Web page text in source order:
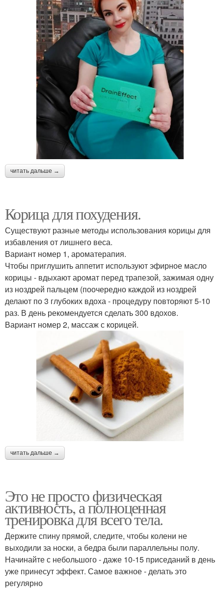
читать дальше →
Корица для похудения.
Существуют разные методы использования корицы для
избавления от лишнего веса.
Вариант номер 1, ароматерапия.
Чтобы приглушить аппетит используют эфирное масло
корицы - вдыхают аромат перед трапезой, зажимая одну
из ноздрей пальцем (поочередно каждой из ноздрей
делают по 3 глубоких вдоха - процедуру повторяют 5-10
раз. В день рекомендуется сделать 300 вдохов.
Вариант номер 2, массаж с корицей.
читать дальше →
Это не просто физическая
активность, а полноценная
тренировка для всего тела.
Держите спину прямой, следите, чтобы колени не
выходили за носки, а бедра были параллельны полу.
Начинайте с небольшого - даже 10-15 приседаний в день
уже принесут эффект. Самое важное - делать это
регулярно